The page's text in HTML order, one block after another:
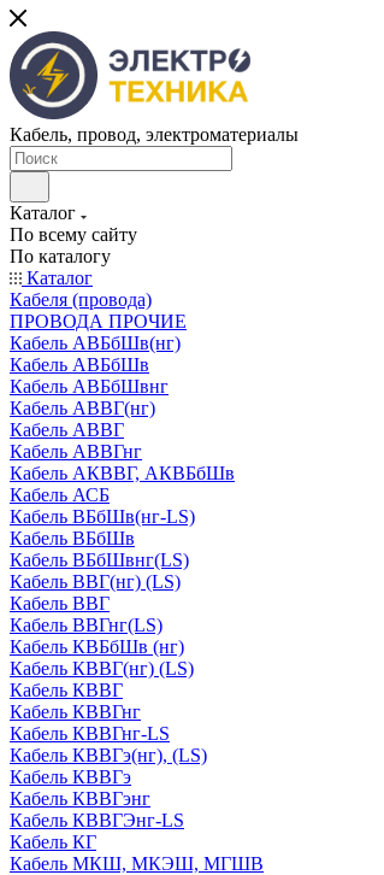
Кабель, провод, электроматериалы
Каталог
По всему сайту
По каталогу
Каталог
Кабеля (провода)
ПРОВОДА ПРОЧИЕ
Кабель АВБбШв(нг)
Кабель АВБбШв
Кабель АВБбШвнг
Кабель АВВГ(нг)
Кабель АВВГ
Кабель АВВГнг
Кабель АКВВГ, АКВБбШв
Кабель АСБ
Кабель ВБбШв(нг-LS)
Кабель ВБбШв
Кабель ВБбШвнг(LS)
Кабель ВВГ(нг) (LS)
Кабель ВВГ
Кабель ВВГнг(LS)
Кабель КВБбШв (нг)
Кабель КВВГ(нг) (LS)
Кабель КВВГ
Кабель КВВГнг
Кабель КВВГнг-LS
Кабель КВВГэ(нг), (LS)
Кабель КВВГэ
Кабель КВВГэнг
Кабель КВВГЭнг-LS
Кабель КГ
Кабель МКШ, МКЭШ, МГШВ